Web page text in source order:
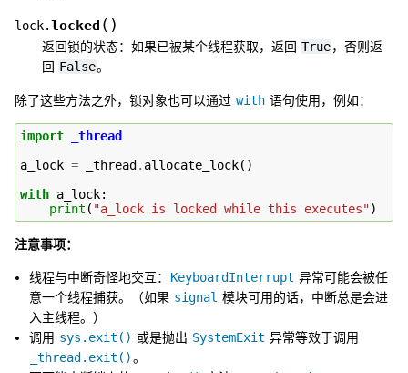
lock.locked ( )
返回锁的状态：如果已被某个线程获取，返回 True，否则返
回 False。
除了这些方法之外，锁对象也可以通过 with 语句使用，例如：
import
_thread
a_lock = _thread. allocate_lock()
with a_lock:
print ( "a_lock is locked while this executes")
注意事项：
线程与中断奇怪地交互： KeyboardInterrupt 异常可能会被任
意一个线程捕获。（如果 signal 模块可用的话，中断总是会进
入主线程。）
调用 sys.exit() 或是抛出 SystemExit 异常等效于调用
_thread.exit()。